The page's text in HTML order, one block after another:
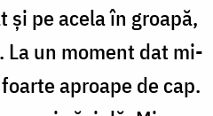
și pe acela în groapă,
La un moment dat mi-
aproape de cap.